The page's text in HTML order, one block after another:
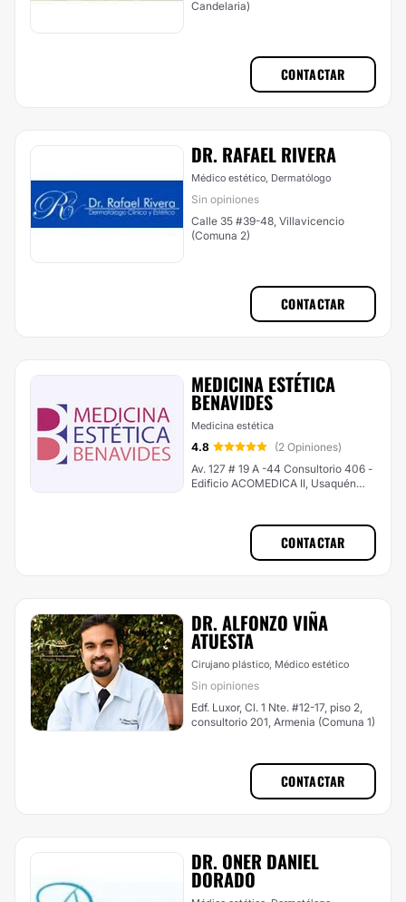
Candelaria)
CONTACTAR
DR. RAFAEL RIVERA
Médico estético, Dermatólogo
Sin opiniones
Calle 35 #39-48, Villavicencio
(Comuna 2)
CONTACTAR
MEDICINA ESTÉTICA
BENAVIDES
Medicina estética
4.8
(2 Opiniones)
Av. 127 # 19 A -44 Consultorio 406 -
Edificio ACOMEDICA II, Usaquén
CONTACTAR
DR. ALFONZO VIÑA
ATUESTA
Cirujano plástico, Médico estético
Sin opiniones
Edf. Luxor, Cl. 1 Nte. #12-17, piso 2,
consultorio 201, Armenia (Comuna 1)
CONTACTAR
DR. ONER DANIEL
DORADO